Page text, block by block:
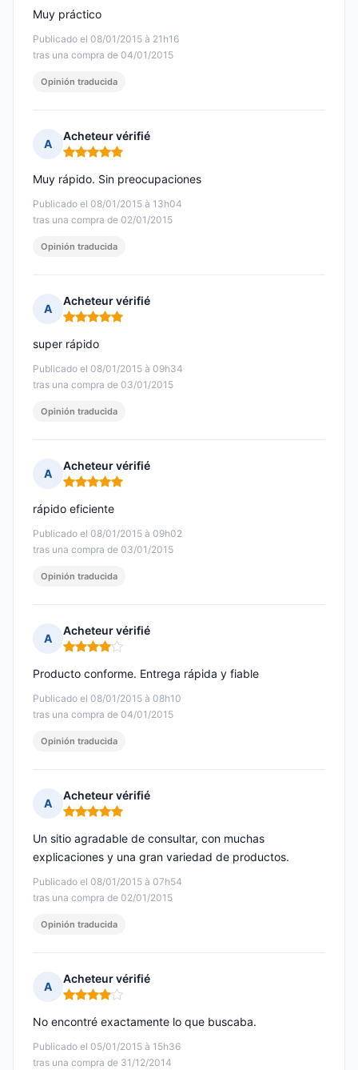
Publicado el 08/01/2015 à 21h16
tras una compra de 04/01/2015
Muy práctico
Opinión traducida
A
Acheteur vérifié
Nota: 5 de 5
Publicado el 08/01/2015 à 13h04
tras una compra de 02/01/2015
Muy rápido. Sin preocupaciones
Opinión traducida
A
Acheteur vérifié
Nota: 5 de 5
Publicado el 08/01/2015 à 09h34
tras una compra de 03/01/2015
super rápido
Opinión traducida
A
Acheteur vérifié
Nota: 5 de 5
Publicado el 08/01/2015 à 09h02
tras una compra de 03/01/2015
rápido eficiente
Opinión traducida
A
Acheteur vérifié
Nota: 4 de 5
Publicado el 08/01/2015 à 08h10
tras una compra de 04/01/2015
Producto conforme. Entrega rápida y fiable
Opinión traducida
A
Acheteur vérifié
Nota: 5 de 5
Publicado el 08/01/2015 à 07h54
tras una compra de 02/01/2015
Un sitio agradable de consultar, con muchas
explicaciones y una gran variedad de productos.
Opinión traducida
A
Acheteur vérifié
Nota: 4 de 5
Publicado el 05/01/2015 à 15h36
tras una compra de 31/12/2014
No encontré exactamente lo que buscaba.